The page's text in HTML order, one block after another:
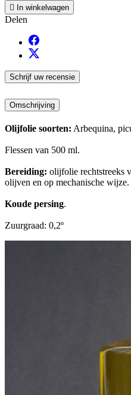
 In winkelwagen
Delen
Schrijf uw recensie
Omschrijving
Olijfolie soorten: Arbequina,
Flessen van 500 ml.
Bereiding: olijfolie rechtstreeks
olijven en op mechanische wijze.
Koude persing.
Zuurgraad: 0,2º